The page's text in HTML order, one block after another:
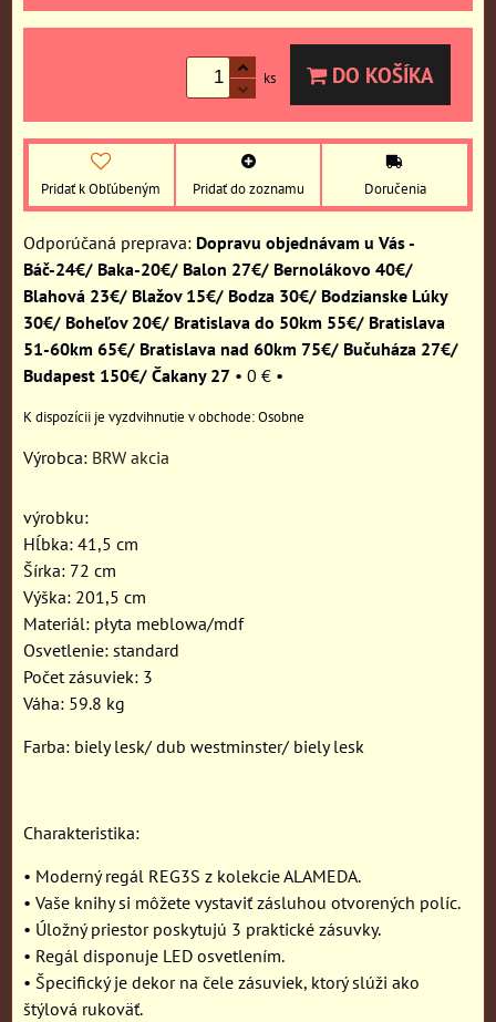
ks DO KOŠÍKA
Pridať k Obľúbeným Pridať do zoznamu Doručenia
Dopravu objednávam u Vás -
Báč-24€/ Baka-20€/ Balon 27€/ Bernolákovo 40€/
Blahová 23€/ Blažov 15€/ Bodza 30€/ Bodzianske Lúky
30€/ Boheľov 20€/ Bratislava do 50km 55€/ Bratislava
51-60km 65€/ Bratislava nad 60km 75€/ Bučuháza 27€/
Budapest 150€/ Čakany 27 • 0 € •
Osobne
Výrobca: BRW akcia
výrobku:
Hĺbka: 41,5 cm
Šírka: 72 cm
Výška: 201,5 cm
Materiál: płyta meblowa/mdf
Osvetlenie: standard
Počet zásuviek: 3
Váha: 59.8 kg
Farba: biely lesk/ dub westminster/ biely lesk
Charakteristika:
• Moderný regál REG3S z kolekcie ALAMEDA.
• Vaše knihy si môžete vystaviť zásluhou otvorených políc.
• Úložný priestor poskytujú 3 praktické zásuvky.
• Regál disponuje LED osvetlením.
• Špecifický je dekor na čele zásuviek, ktorý slúži ako
štýlová rukoväť.